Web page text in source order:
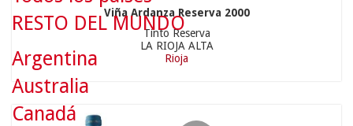
Viña Ardanza Reserva 2000
Tinto Reserva
LA RIOJA ALTA
Rioja
74.1
RESTO DEL MUNDO
Argentina
Australia
Canadá